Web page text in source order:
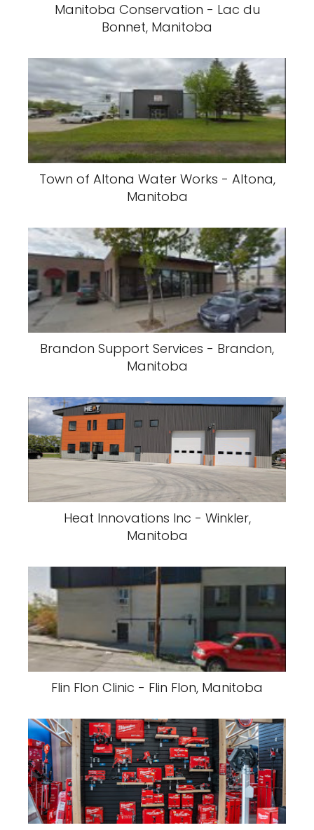
Manitoba Conservation - Lac du
Bonnet, Manitoba
Town of Altona Water Works - Altona,
Manitoba
Brandon Support Services - Brandon,
Manitoba
Heat Innovations Inc - Winkler,
Manitoba
Flin Flon Clinic - Flin Flon, Manitoba